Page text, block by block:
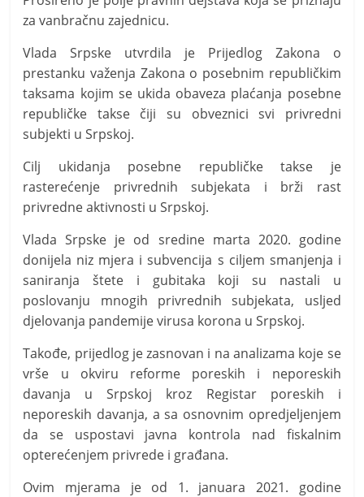
za vanbračnu zajednicu.
Vlada Srpske utvrdila je Prijedlog Zakona o
prestanku važenja Zakona o posebnim republičkim
taksama kojim se ukida obaveza plaćanja posebne
republičke takse čiji su obveznici svi privredni
subjekti u Srpskoj.
Cilj ukidanja posebne republičke takse je
rasterećenje privrednih subjekata i brži rast
privredne aktivnosti u Srpskoj.
Vlada Srpske je od sredine marta 2020. godine
donijela niz mjera i subvencija s ciljem smanjenja i
saniranja štete i gubitaka koji su nastali u
poslovanju mnogih privrednih subjekata, usljed
djelovanja pandemije virusa korona u Srpskoj.
Takođe, prijedlog je zasnovan i na analizama koje se
vrše u okviru reforme poreskih i neporeskih
davanja u Srpskoj kroz Registar poreskih i
neporeskih davanja, a sa osnovnim opredjeljenjem
da se uspostavi javna kontrola nad fiskalnim
opterećenjem privrede i građana.
Ovim mjerama je od 1. januara 2021. godine